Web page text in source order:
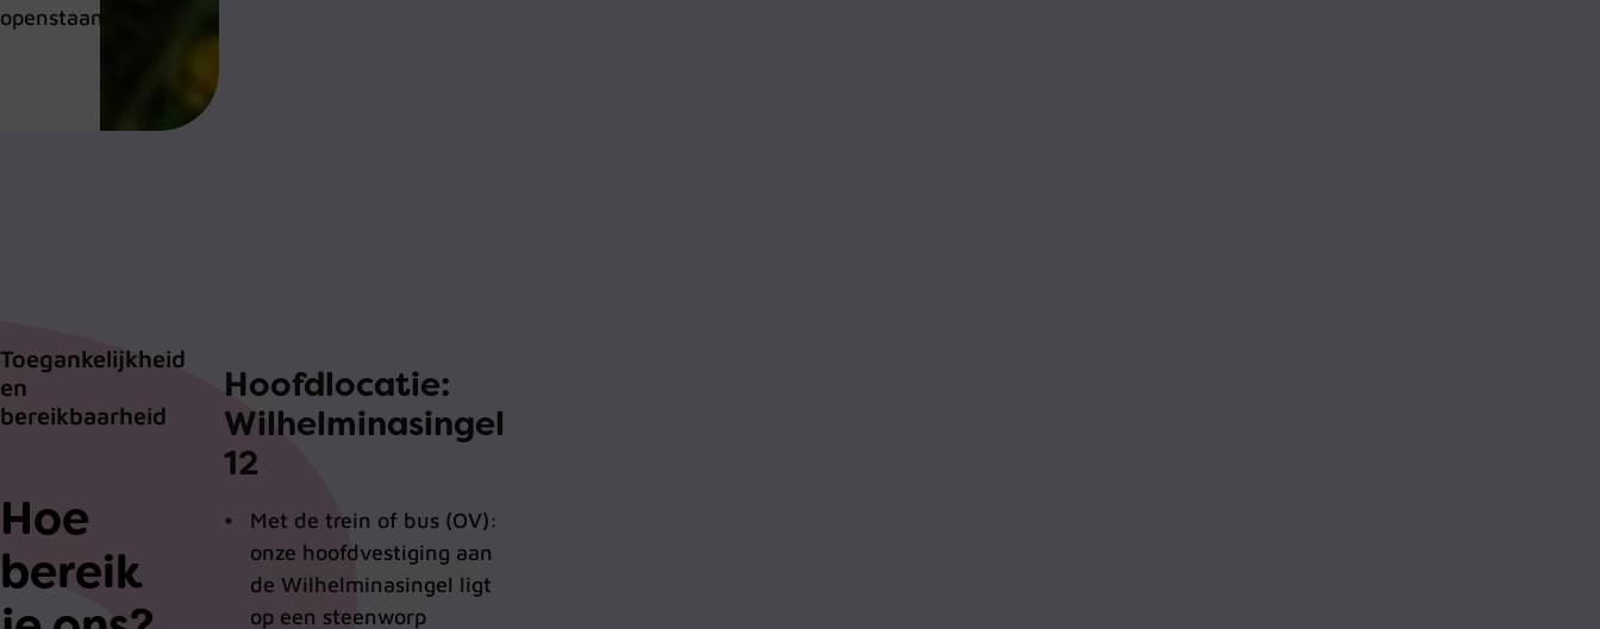
openstaan.
Hoe
bereik
Toegankelijkheid
en
bereikbaarheid
Hoofdlocatie:
Wilhelminasingel
12
Met de trein of bus (OV):
onze hoofdvestiging aan
de Wilhelminasingel ligt
op een steenworp